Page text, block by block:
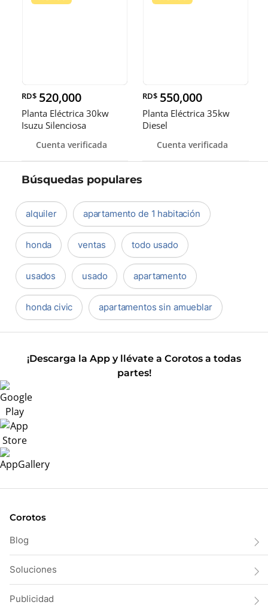
RD$ 520,000
Planta Eléctrica 30kw
Isuzu Silenciosa
Cuenta verificada
RD$ 550,000
Planta Eléctrica 35kw
Diesel
Cuenta verificada
Búsquedas populares
alquiler apartamento de 1 habitación
honda ventas todo usado
usados usado apartamento
honda civic apartamentos sin amueblar
¡Descarga la App y llévate a Corotos a todas
partes!
Corotos
Blog
Soluciones
Publicidad